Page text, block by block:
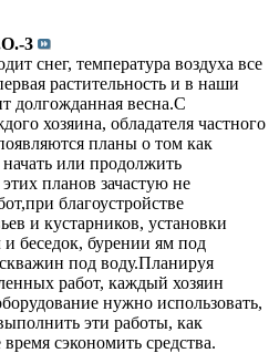
3
снег, температура воздуха все
растительность и в наши
долгожданная весна.С
хозяина, обладателя частного
планы о том как
или продолжить
планов зачастую не
благоустройстве
и кустарников, установки
и беседок, бурении ям под
под воду.Планируя
работ, каждый хозяин
нужно использовать,
эти работы, как
сэкономить средства.